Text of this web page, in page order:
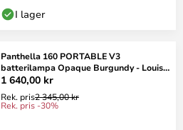
I lager
Panthella 160 PORTABLE V3
batterilampa Opaque Burgundy - Louis
Poulsen
1 640,00 kr
Rek. pris2 345,00 kr
Rek. pris -30%